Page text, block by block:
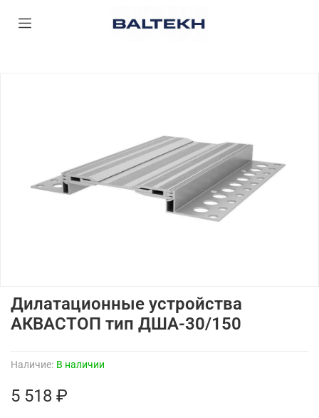
Наличие: В наличии
Дилатационные устройства
АКВАСТОП тип ДША-30/150
5 518 ₽